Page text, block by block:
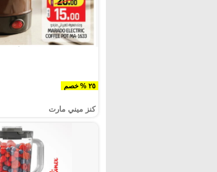
٢٥ % خصم
كنز ميني مارت